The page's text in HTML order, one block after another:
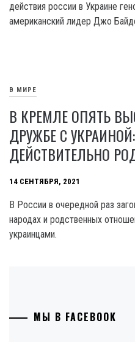
действия россии в Украине
американский лидер Джо
В МИРЕ
В КРЕМЛЕ ОПЯТЬ
ДРУЖБЕ С
ДЕЙСТВИТЕЛЬНО
14 СЕНТЯБРЯ, 2021
В России в очередной раз
народах и родственных
украинцами.
МЫ В FACEBOOK